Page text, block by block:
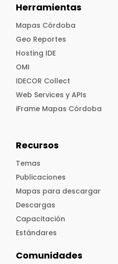
Herramientas
Mapas Córdoba
Geo Reportes
Hosting IDE
OMI
IDECOR Collect
Web Services y APIs
iFrame Mapas Córdoba
Recursos
Temas
Publicaciones
Mapas para descargar
Descargas
Capacitación
Estándares
Comunidades